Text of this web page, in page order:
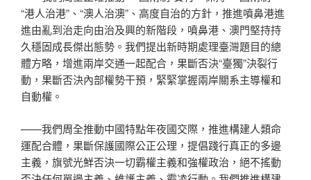
“港人治港”、“澳人治澳”、高度自治的方針，推進噴鼻港進
進由亂到治走向由治及興的新階段，噴鼻港、澳門堅持持
久穩固成長傑出態勢。我們提出新時期處理臺灣題目的總
體方略，增進兩岸交通一起配合，果斷否決“臺獨”決裂行
動，果斷否決內部權勢干預，緊緊掌握兩岸關系主導權和
自動權。
——我們周全推動中國特點年夜國交際，推進構建人類命
運配合體，果斷保護國際公正公理，提倡踐行真正的多邊
主義，旗號光鮮否決一切霸權主義和強權政治，絕不搖動